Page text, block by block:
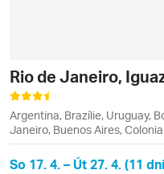
Rio de Janeiro,
Argentina, Brazílie, Uruguay,
Janeiro, Buenos Aires,
Copacabana, Foz do Iguaçu,
Montevideo, Tigre
So 17. 4. – Út 27. 4. (11